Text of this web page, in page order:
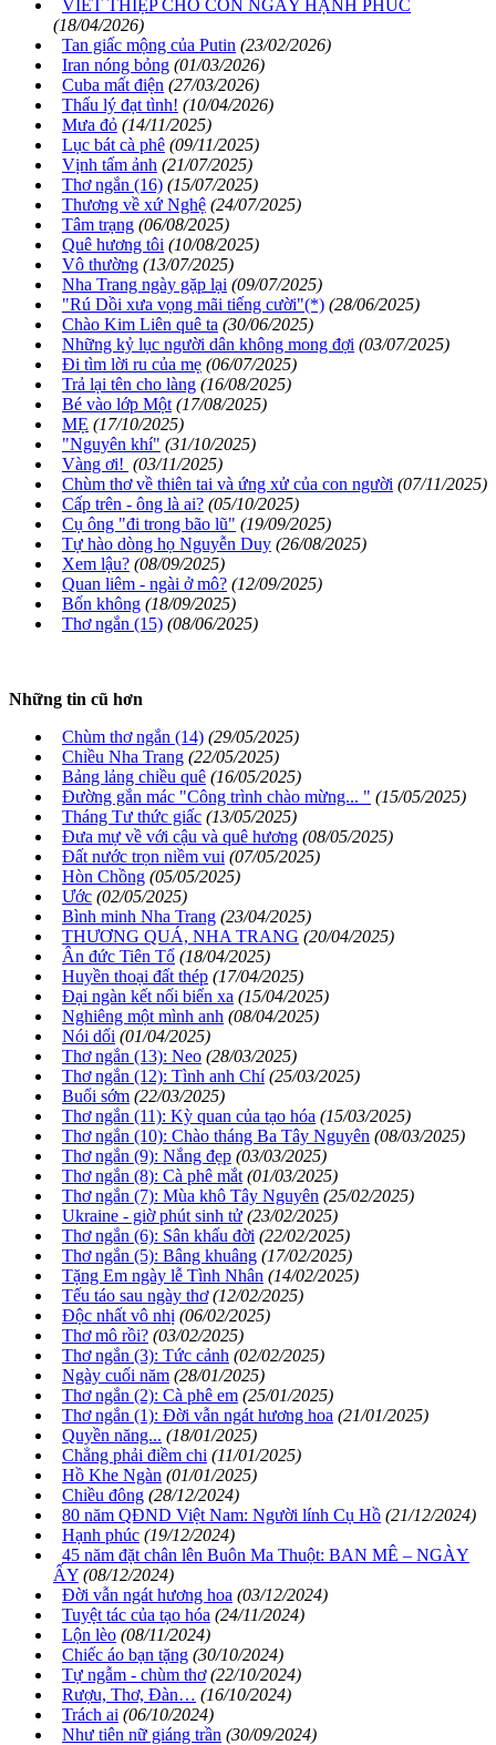
VIẾT THIỆP CHO CON NGÀY HẠNH PHÚC
(18/04/2026)
Tan giấc mộng của Putin (23/02/2026)
Iran nóng bỏng (01/03/2026)
Cuba mất điện (27/03/2026)
Thấu lý đạt tình! (10/04/2026)
Mưa đỏ (14/11/2025)
Lục bát cà phê (09/11/2025)
Vịnh tấm ảnh (21/07/2025)
Thơ ngắn (16) (15/07/2025)
Thương về xứ Nghệ (24/07/2025)
Tâm trạng (06/08/2025)
Quê hương tôi (10/08/2025)
Vô thường (13/07/2025)
Nha Trang ngày gặp lại (09/07/2025)
"Rú Dồi xưa vọng mãi tiếng cười"(*) (28/06/2025)
Chào Kim Liên quê ta (30/06/2025)
Những kỷ lục người dân không mong đợi (03/07/2025)
Đi tìm lời ru của mẹ (06/07/2025)
Trả lại tên cho làng (16/08/2025)
Bé vào lớp Một (17/08/2025)
MẸ (17/10/2025)
"Nguyên khí" (31/10/2025)
Vàng ơi! (03/11/2025)
Chùm thơ về thiên tai và ứng xử của con người (07/11/2025)
Cấp trên - ông là ai? (05/10/2025)
Cụ ông "đi trong bão lũ" (19/09/2025)
Tự hào dòng họ Nguyễn Duy (26/08/2025)
Xem lậu? (08/09/2025)
Quan liêm - ngài ở mô? (12/09/2025)
Bốn không (18/09/2025)
Thơ ngắn (15) (08/06/2025)
Những tin cũ hơn
Chùm thơ ngắn (14) (29/05/2025)
Chiều Nha Trang (22/05/2025)
Bảng lảng chiều quê (16/05/2025)
Đường gắn mác "Công trình chào mừng... " (15/05/2025)
Tháng Tư thức giấc (13/05/2025)
Đưa mự về với cậu và quê hương (08/05/2025)
Đất nước trọn niềm vui (07/05/2025)
Hòn Chồng (05/05/2025)
Ước (02/05/2025)
Bình minh Nha Trang (23/04/2025)
THƯƠNG QUÁ, NHA TRANG (20/04/2025)
Ân đức Tiên Tổ (18/04/2025)
Huyền thoại đất thép (17/04/2025)
Đại ngàn kết nối biển xa (15/04/2025)
Nghiêng một mình anh (08/04/2025)
Nói dối (01/04/2025)
Thơ ngắn (13): Neo (28/03/2025)
Thơ ngắn (12): Tình anh Chí (25/03/2025)
Buổi sớm (22/03/2025)
Thơ ngắn (11): Kỳ quan của tạo hóa (15/03/2025)
Thơ ngắn (10): Chào tháng Ba Tây Nguyên (08/03/2025)
Thơ ngắn (9): Nắng đẹp (03/03/2025)
Thơ ngắn (8): Cà phê mắt (01/03/2025)
Thơ ngắn (7): Mùa khô Tây Nguyên (25/02/2025)
Ukraine - giờ phút sinh tử (23/02/2025)
Thơ ngắn (6): Sân khấu đời (22/02/2025)
Thơ ngắn (5): Bâng khuâng (17/02/2025)
Tặng Em ngày lễ Tình Nhân (14/02/2025)
Tếu táo sau ngày thơ (12/02/2025)
Độc nhất vô nhị (06/02/2025)
Thơ mô rồi? (03/02/2025)
Thơ ngắn (3): Tức cảnh (02/02/2025)
Ngày cuối năm (28/01/2025)
Thơ ngắn (2): Cà phê em (25/01/2025)
Thơ ngắn (1): Đời vẫn ngát hương hoa (21/01/2025)
Quyền năng... (18/01/2025)
Chẳng phải điềm chi (11/01/2025)
Hồ Khe Ngàn (01/01/2025)
Chiều đông (28/12/2024)
80 năm QĐND Việt Nam: Người lính Cụ Hồ (21/12/2024)
Hạnh phúc (19/12/2024)
45 năm đặt chân lên Buôn Ma Thuột: BAN MÊ – NGÀY
ẤY (08/12/2024)
Đời vẫn ngát hương hoa (03/12/2024)
Tuyệt tác của tạo hóa (24/11/2024)
Lộn lèo (08/11/2024)
Chiếc áo bạn tặng (30/10/2024)
Tự ngẫm - chùm thơ (22/10/2024)
Rượu, Thơ, Đàn… (16/10/2024)
Trách ai (06/10/2024)
Như tiên nữ giáng trần (30/09/2024)